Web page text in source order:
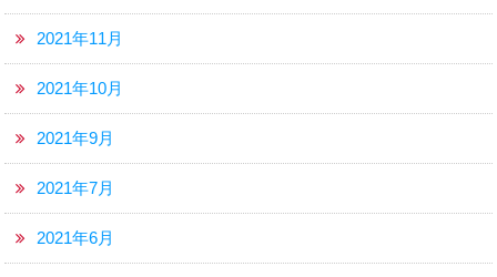
2021年11月
2021年10月
2021年9月
2021年7月
2021年6月